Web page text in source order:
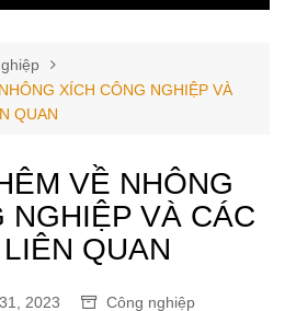
XÍCH CÔNG NGHIỆP VÀ
QUAN
VỀ NHÔNG
NGHIỆP VÀ CÁC
QUAN
2023 Công nghiệp